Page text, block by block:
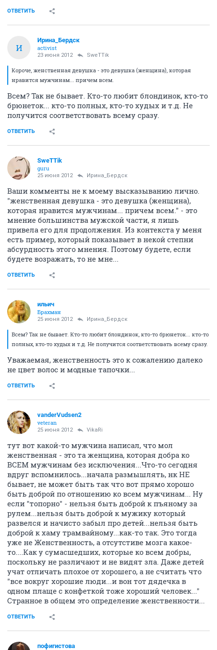
ОТВЕТИТЬ
И
Ирина_Бердск
activist
23 июня 2012 SweTTik
Короче, женственная девушка - это девушка (женщина), которая
нравится мужчинам... причем всем.
Всем? Так не бывает. Кто-то любит блондинок, кто-то
брюнеток... кто-то полных, кто-то худых и т.д. Не
получится соответствовать всему сразу.
ОТВЕТИТЬ
SweTTik
guru
25 июня 2012 Ирина_Бердск
Ваши комменты не к моему высказыванию лично.
"женственная девушка - это девушка (женщина),
которая нравится мужчинам... причем всем." - это
мнение большинства мужской части, я лишь
привела его для продолжения. Из контекста у меня
есть пример, который показывает в некой степни
абсурдность этого мнения. Поэтому будете, если
будете возражать, то не мне...
ОТВЕТИТЬ
ильич
Брахман
25 июня 2012 Ирина_Бердск
Всем? Так не бывает. Кто-то любит блондинок, кто-то брюнеток... кто-то
полных, кто-то худых и т.д. Не получится соответствовать всему сразу.
Уважаемая, женственность это к сожалению далеко
не цвет волос и модные тапочки...
ОТВЕТИТЬ
vanderVudsen2
veteran
25 июня 2012 VikaRi
тут вот какой-то мужчина написал, что мол
женственная - это та женщина, которая добра ко
ВСЕМ мужчинам без исключения...Что-то сегодня
вдруг вспомнилось...начала размышлять, нк НЕ
бывает, не может быть так что вот прямо хорошо
быть доброй по отношению ко всем мужчинам... Ну
если "топорно" - нельзя быть доброй к пъяному за
рулем...нельзя быть доброй к мужику который
развелся и начисто забыл про детей...нельзя быть
доброй к хаму трамвайному...как-то так. Это тогда
уже не Женственность, а отсутстиве мозга какое-
то....Как у сумасшедших, которые ко всем добры,
поскольку не различают и не видят зла. Даже детей
учат отличать плохое от хорошего, а не считать что
"все вокруг хорошие люди...и вон тот дядечка в
одном плаще с конфеткой тоже хороший человек..."
Странное в общем это определение женственности...
ОТВЕТИТЬ
пофигистова